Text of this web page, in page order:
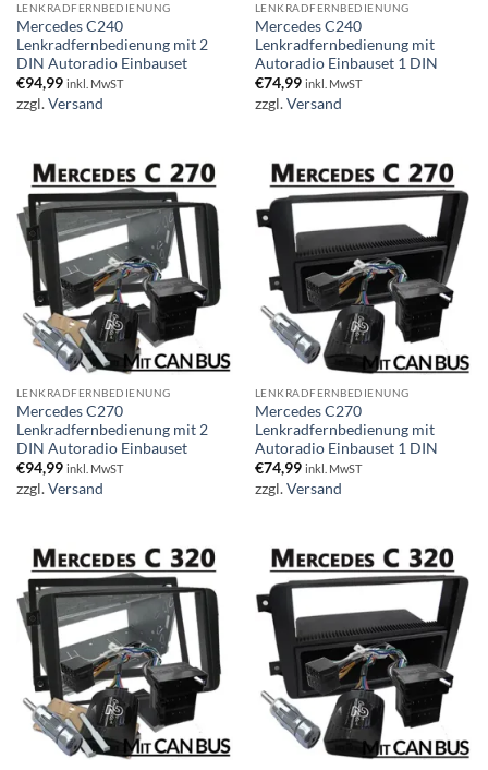
LENKRADFERNBEDIENUNG
Mercedes C240
Lenkradfernbedienung mit 2
DIN Autoradio Einbauset
€94,99 inkl. MwST
zzgl.Versand
LENKRADFERNBEDIENUNG
Mercedes C240
Lenkradfernbedienung mit
Autoradio Einbauset 1 DIN
€74,99 inkl. MwST
zzgl.Versand
LENKRADFERNBEDIENUNG
Mercedes C270
Lenkradfernbedienung mit 2
DIN Autoradio Einbauset
€94,99 inkl. MwST
zzgl.Versand
LENKRADFERNBEDIENUNG
Mercedes C270
Lenkradfernbedienung mit
Autoradio Einbauset 1 DIN
€74,99 inkl. MwST
zzgl.Versand